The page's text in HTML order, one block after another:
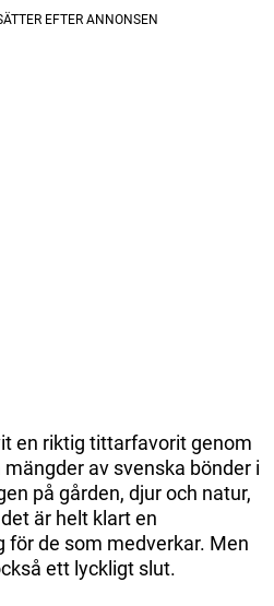
en riktig tittarfavorit genom
av svenska bönder i
på gården, djur och natur,
är helt klart en
för de som medverkar. Men
ett lyckligt slut.